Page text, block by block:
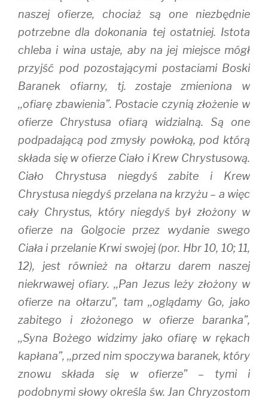
naszej ofierze, chociaż są one niezbędnie
potrzebne dla dokonania tej ostatniej. Istota
chleba i wina ustaje, aby na jej miejsce mógł
przyjść pod pozostającymi postaciami Boski
Baranek ofiarny, tj. zostaje zmieniona w
,,ofiarę zbawienia”. Postacie czynią złożenie w
ofierze Chrystusa ofiarą widzialną. Są one
podpadającą pod zmysły powłoką, pod którą
składa się w ofierze Ciało i Krew Chrystusową.
Ciało Chrystusa niegdyś zabite i Krew
Chrystusa niegdyś przelana na krzyżu – a więc
cały Chrystus, który niegdyś był złożony w
ofierze na Golgocie przez wydanie swego
Ciała i przelanie Krwi swojej (por. Hbr 10, 10; 11,
12), jest również na ołtarzu darem naszej
niekrwawej ofiary. ,,Pan Jezus leży złożony w
ofierze na ołtarzu”, tam ,,oglądamy Go, jako
zabitego i złożonego w ofierze baranka”,
,,Syna Bożego widzimy jako ofiarę w rękach
kapłana”, ,,przed nim spoczywa baranek, który
znowu składa się w ofierze” – tymi i
podobnymi słowy określa św. Jan Chryzostom